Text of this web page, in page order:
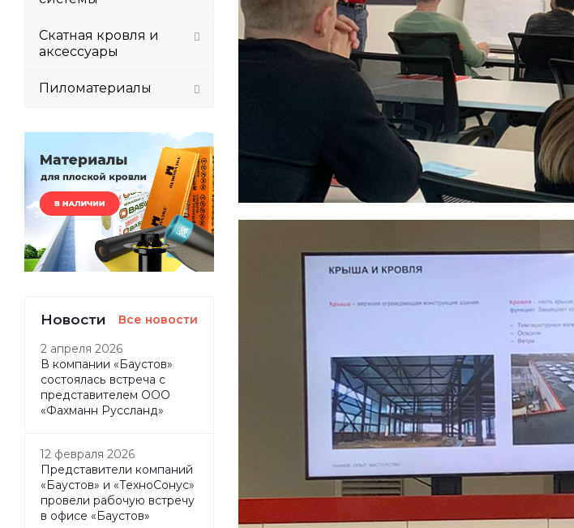
Скатная кровля и
аксессуары
Пиломатериалы
Новости Все новости
2 апреля 2026
В компании «Баустов»
состоялась встреча с
представителем ООО
«Фахманн Руссланд»
12 февраля 2026
Представители компаний
«Баустов» и «ТехноСонус»
провели рабочую встречу
в офисе «Баустов»